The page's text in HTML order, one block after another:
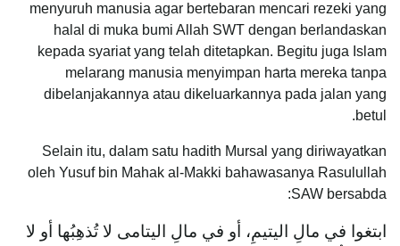
menyuruh manusia agar bertebaran mencari rezeki yang
halal di muka bumi Allah SWT dengan berlandaskan
kepada syariat yang telah ditetapkan. Begitu juga Islam
melarang manusia menyimpan harta mereka tanpa
dibelanjakannya atau dikeluarkannya pada jalan yang
betul.
Selain itu, dalam satu hadith Mursal yang diriwayatkan
oleh Yusuf bin Mahak al-Makki bahawasanya Rasulullah
SAW bersabda:
ابتغوا في مالِ اليتيمِ، أو في مالِ اليتامى لا تُذهِبُها أو لا